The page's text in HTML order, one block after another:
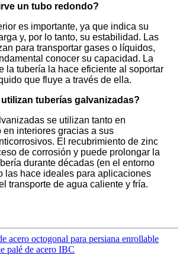
un tubo redondo?
es importante, ya que indica su
y, por lo tanto, su estabilidad. Las
para transportar gases o líquidos,
conocer su capacidad. La
la tubería la hace eficiente al soportar
que fluye a través de ella.
tuberías galvanizadas?
se utilizan tanto en
en interiores gracias a sus
El recubrimiento de zinc
de corrosión y puede prolongar la
durante décadas (en el entorno
las hace ideales para aplicaciones
transporte de agua caliente y fría.
acero octogonal para persiana enrollable
palé de acero IBC